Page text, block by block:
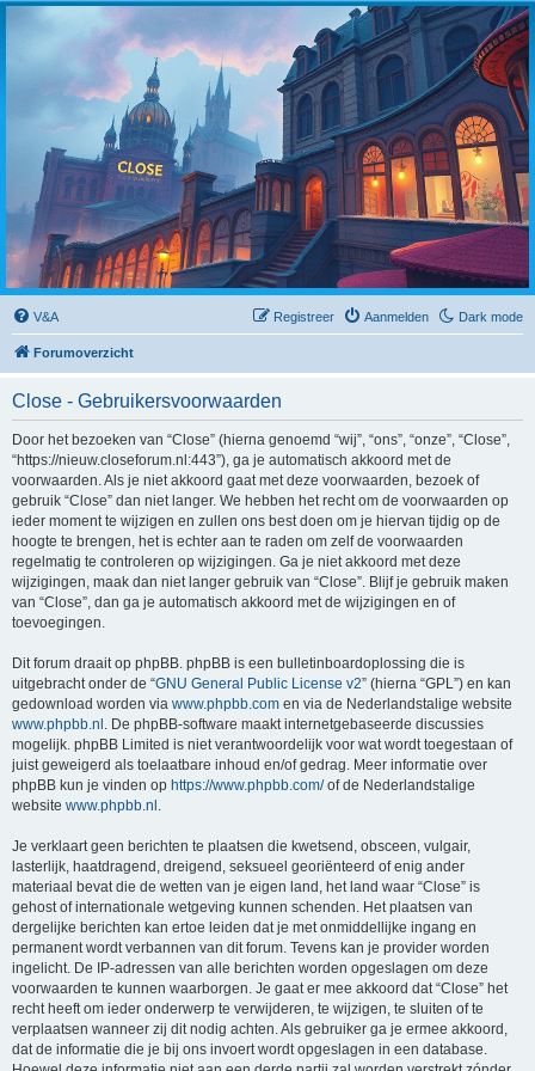
Dark mode
V&A Aanmelden
Registreer
Forumoverzicht
Close - Gebruikersvoorwaarden
Door het bezoeken van “Close” (hierna genoemd “wij”, “ons”, “onze”, “Close”,
“https://nieuw.closeforum.nl:443”), ga je automatisch akkoord met de
voorwaarden. Als je niet akkoord gaat met deze voorwaarden, bezoek of
gebruik “Close” dan niet langer. We hebben het recht om de voorwaarden op
ieder moment te wijzigen en zullen ons best doen om je hiervan tijdig op de
hoogte te brengen, het is echter aan te raden om zelf de voorwaarden
regelmatig te controleren op wijzigingen. Ga je niet akkoord met deze
wijzigingen, maak dan niet langer gebruik van “Close”. Blijf je gebruik maken
van “Close”, dan ga je automatisch akkoord met de wijzigingen en of
toevoegingen.
Dit forum draait op phpBB. phpBB is een bulletinboardoplossing die is
uitgebracht onder de “GNU General Public License v2” (hierna “GPL”) en kan
gedownload worden via www.phpbb.com en via de Nederlandstalige website
www.phpbb.nl. De phpBB-software maakt internetgebaseerde discussies
mogelijk. phpBB Limited is niet verantwoordelijk voor wat wordt toegestaan of
juist geweigerd als toelaatbare inhoud en/of gedrag. Meer informatie over
phpBB kun je vinden op https://www.phpbb.com/of de Nederlandstalige
website www.phpbb.nl.
Je verklaart geen berichten te plaatsen die kwetsend, obsceen, vulgair,
lasterlijk, haatdragend, dreigend, seksueel georiënteerd of enig ander
materiaal bevat die de wetten van je eigen land, het land waar “Close” is
gehost of internationale wetgeving kunnen schenden. Het plaatsen van
dergelijke berichten kan ertoe leiden dat je met onmiddellijke ingang en
permanent wordt verbannen van dit forum. Tevens kan je provider worden
ingelicht. De IP-adressen van alle berichten worden opgeslagen om deze
voorwaarden te kunnen waarborgen. Je gaat er mee akkoord dat “Close” het
recht heeft om ieder onderwerp te verwijderen, te wijzigen, te sluiten of te
verplaatsen wanneer zij dit nodig achten. Als gebruiker ga je ermee akkoord,
dat de informatie die je bij ons invoert wordt opgeslagen in een database.